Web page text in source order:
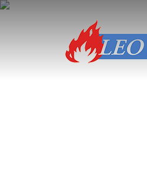
Skip to content